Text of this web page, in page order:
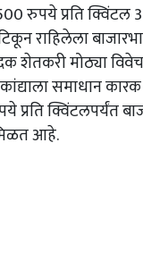
रुपये प्रति क्विंटल
राहिलेला
शेतकरी मोठ्या
समाधान
प्रति क्विंटलपर्यंत
आहे.